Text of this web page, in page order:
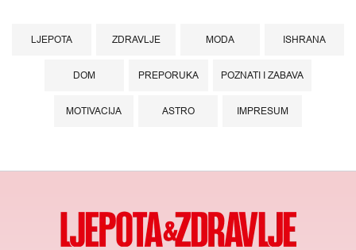
LJEPOTA ZDRAVLJE MODA ISHRANA
DOM PREPORUKA POZNATI I ZABAVA
MOTIVACIJA ASTRO IMPRESUM